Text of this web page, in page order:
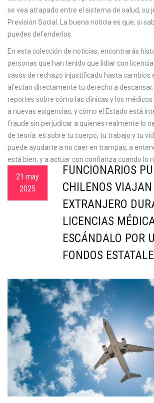
se vea atrapado entre el sistema de salud, su
Previsión Social. La buena noticia es que, si
puedes defenderlos.
En esta colección de noticias, encontrarás
personas que han tenido que lidiar con
casos de rechazo injustificado hasta cambios
afectan directamente tu derecho a
reportes sobre cómo las clínicas y los
a nuevas exigencias, y cómo el Estado está
fraude sin perjudicar a quienes realmente lo
de teoría: es sobre tu cuerpo, tu trabajo y tu
puede ayudarte a no caer en trampas, a
está bien, y a actuar con confianza cuando lo
21 may
2025
FUNCIONARIOS
CHILENOS
EXTRANJERO
LICENCIAS
ESCÁNDALO POR
FONDOS